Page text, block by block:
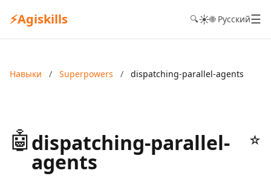
⚡Agiskills 🔍☀️🌐 Русский☰
Навыки / Superpowers / dispatching-parallel-agents
🤖dispatching-parallel-
agents
☆